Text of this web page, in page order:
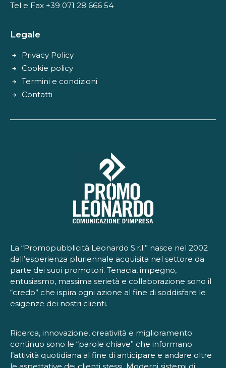
Tel e Fax +39 071 28 666 54
Legale
Privacy Policy
Cookie policy
Termini e condizioni
Contatti
La “Promopubblicità Leonardo S.r.l.” nasce nel 2002
dall’esperienza pluriennale acquisita nel settore da
parte dei suoi promotori. Tenacia, impegno,
entusiasmo, massima serietà e collaborazione sono il
“credo” che ispira ogni azione al fine di soddisfare le
esigenze dei nostri clienti.
Ricerca, innovazione, creatività e miglioramento
continuo sono le “parole chiave” che informano
l’attività quotidiana al fine di anticipare e andare oltre